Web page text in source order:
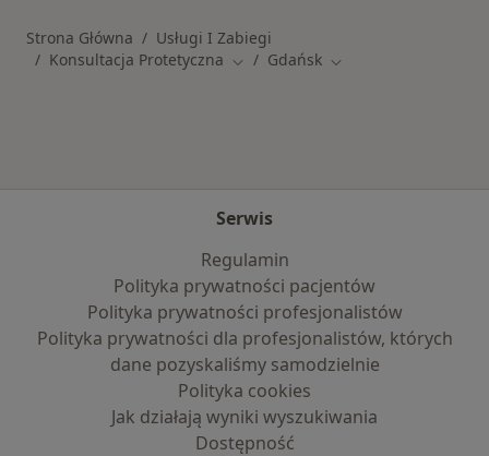
Strona Główna
Usługi I Zabiegi
Konsultacja Protetyczna Zmień miasto
Gdańsk Zmień miasto
Serwis
Regulamin
Polityka prywatności pacjentów
Polityka prywatności profesjonalistów
Polityka prywatności dla profesjonalistów, których
dane pozyskaliśmy samodzielnie
Polityka cookies
Jak działają wyniki wyszukiwania
Dostępność